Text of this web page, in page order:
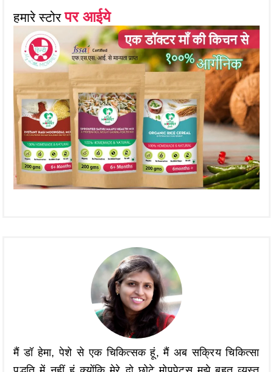
हमारे स्टोरपर आईये
मैं डॉ हेमा, पेशे से एक चिकित्सक हूं, मैं अब सक्रिय चिकित्सा